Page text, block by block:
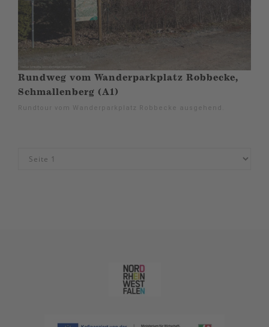
Rundweg vom Wanderparkplatz Robbecke,
Schmallenberg (A1)
Rundtour vom Wanderparkplatz Robbecke ausgehend.